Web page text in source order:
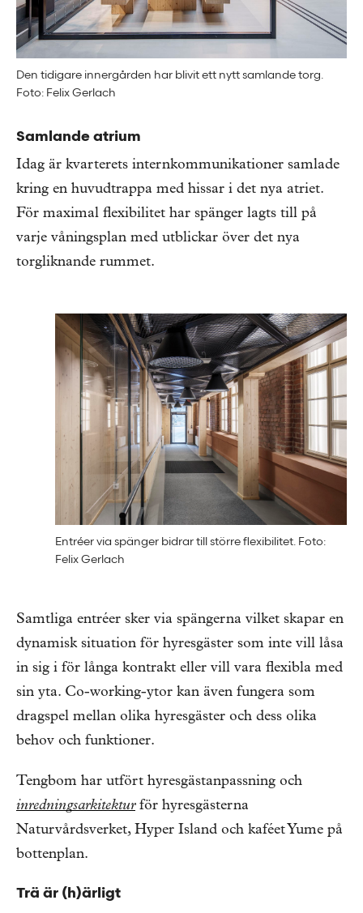
Den tidigare innergården har blivit ett nytt samlande torg.
Foto: Felix Gerlach
Samlande atrium
Idag är kvarterets internkommunikationer samlade
kring en huvudtrappa med hissar i det nya atriet.
För maximal flexibilitet har spänger lagts till på
varje våningsplan med utblickar över det nya
torgliknande rummet.
Entréer via spänger bidrar till större flexibilitet. Foto:
Felix Gerlach
Samtliga entréer sker via spängerna vilket skapar en
dynamisk situation för hyresgäster som inte vill låsa
in sig i för långa kontrakt eller vill vara flexibla med
sin yta. Co-working-ytor kan även fungera som
dragspel mellan olika hyresgäster och dess olika
behov och funktioner.
Tengbom har utfört hyresgästanpassning och
inredningsarkitekturför hyresgästerna
Naturvårdsverket, Hyper Island och kaféet Yume på
bottenplan.
Trä är (h)ärligt